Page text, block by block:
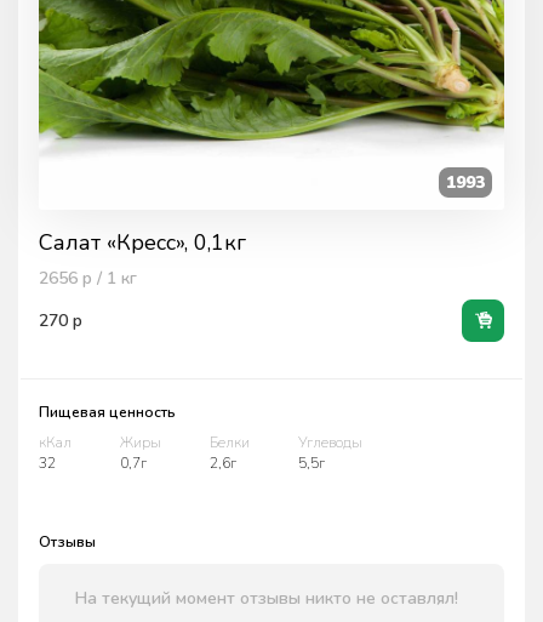
Салат «Кресс», 0,1кг
2656 р / 1 кг
270 р
Пищевая ценность
кКал
32
Жиры
0,7г
Белки
2,6г
Углеводы
5,5г
1993
Отзывы
На текущий момент отзывы никто не оставлял!